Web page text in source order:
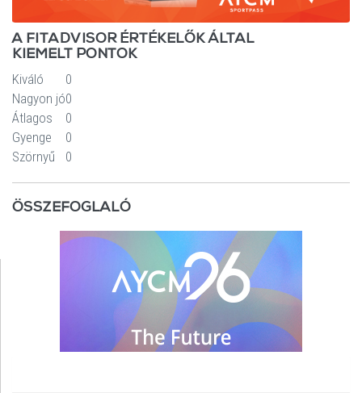
A FITADVISOR ÉRTÉKELŐK ÁLTAL
KIEMELT PONTOK
Kiváló
0
Nagyon jó0
Átlagos
0
Gyenge
0
Szörnyű
0
ÖSSZEFOGLALÓ